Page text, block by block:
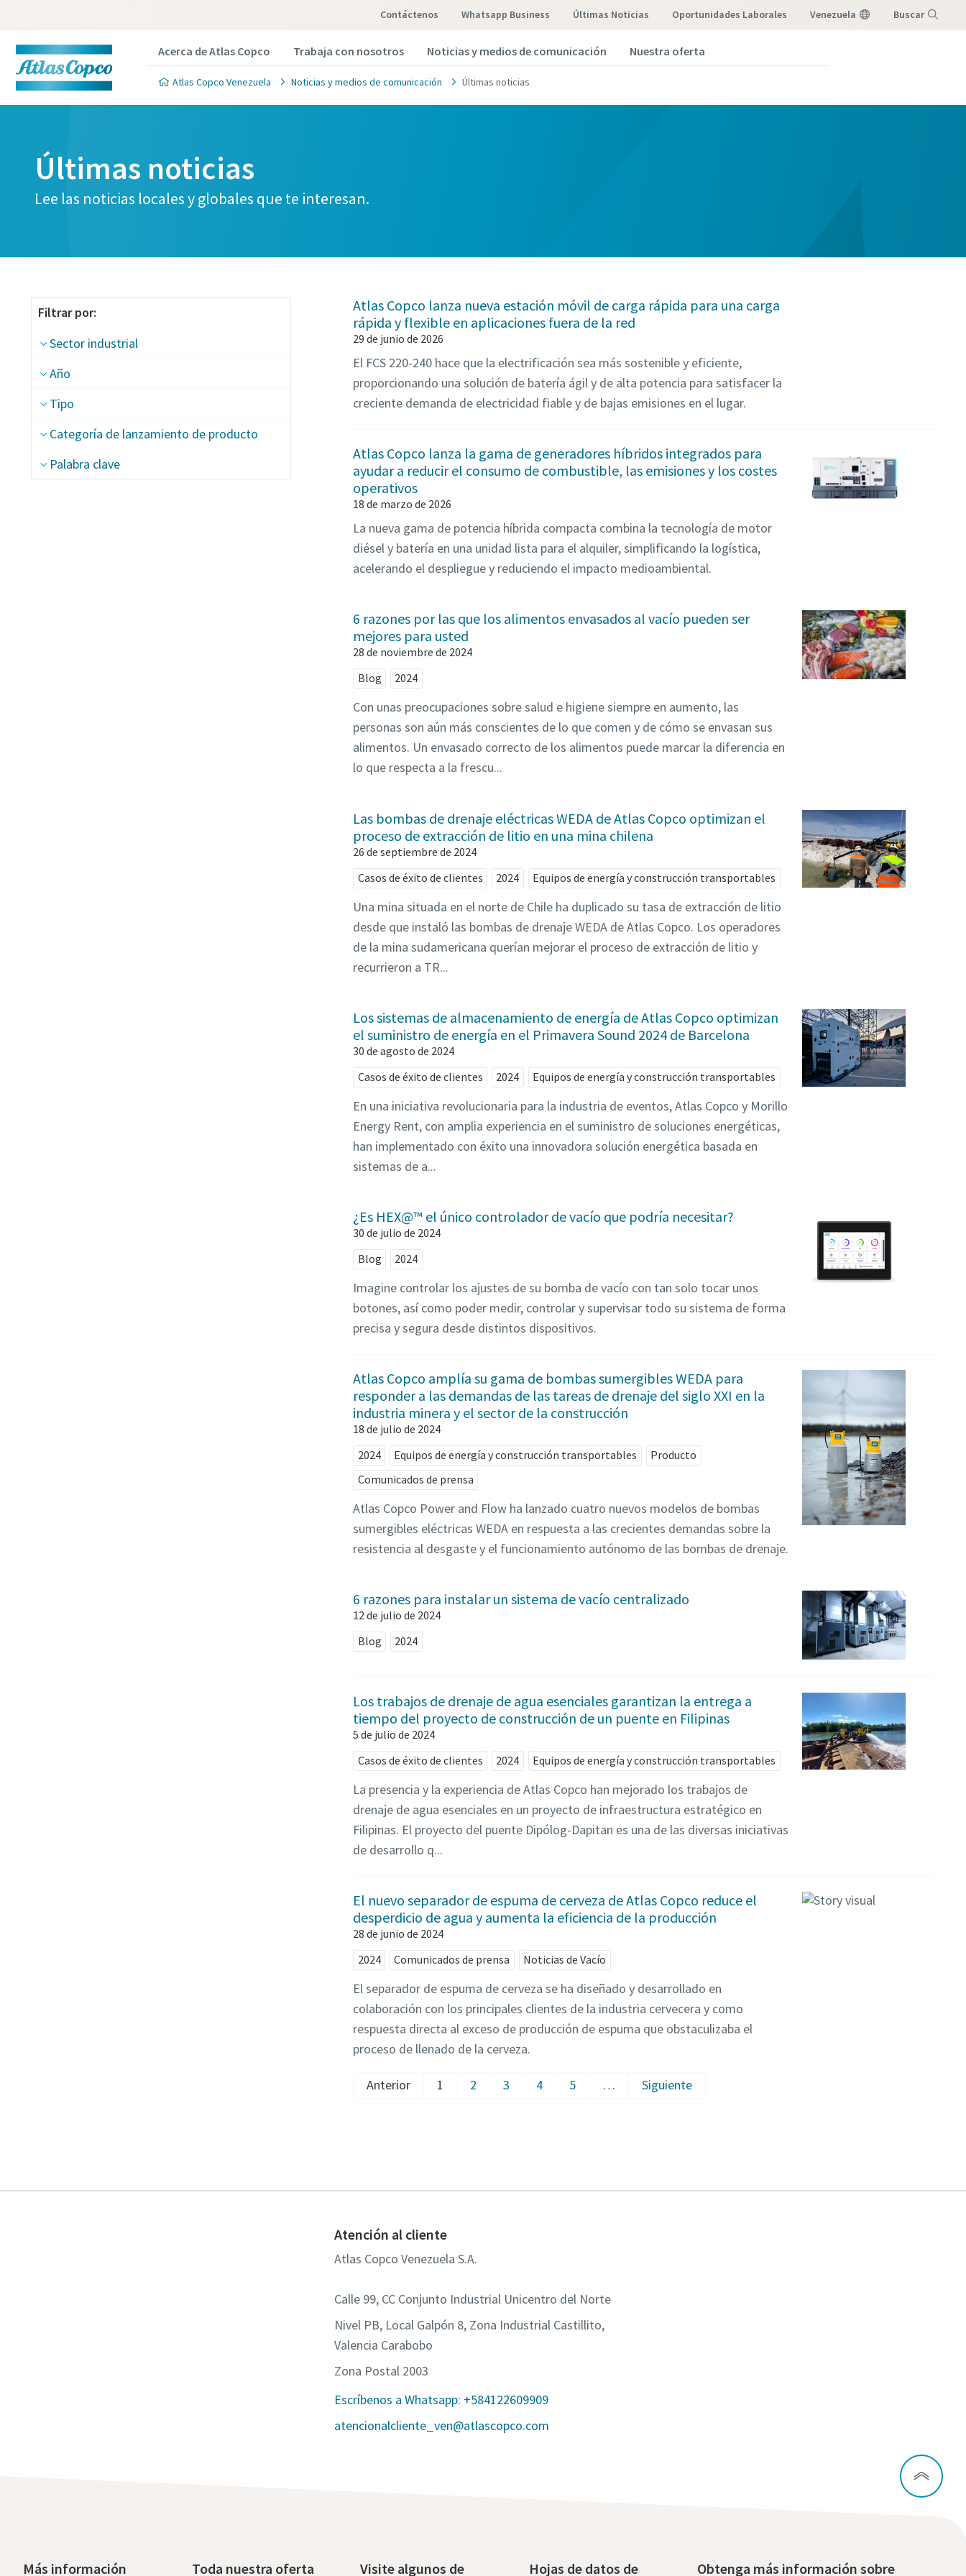
Contáctenos Whatsapp Business Últimas Noticias Oportunidades Laborales Venezuela Buscar
Acerca de Atlas Copco Trabaja con nosotros Noticias y medios de comunicación Nuestra oferta
Atlas Copco Venezuela Noticias y medios de comunicación Últimas noticias
Últimas noticias
Lee las noticias locales y globales que te interesan.
Filtrar por:
Sector industrial
Año
Tipo
Categoría de lanzamiento de producto
Palabra clave
Atlas Copco lanza nueva estación móvil de carga rápida para una carga
rápida y flexible en aplicaciones fuera de la red
29 de junio de 2026
El FCS 220-240 hace que la electrificación sea más sostenible y eficiente,
proporcionando una solución de batería ágil y de alta potencia para satisfacer la
creciente demanda de electricidad fiable y de bajas emisiones en el lugar.
Atlas Copco lanza la gama de generadores híbridos integrados para
ayudar a reducir el consumo de combustible, las emisiones y los costes
operativos
18 de marzo de 2026
La nueva gama de potencia híbrida compacta combina la tecnología de motor
diésel y batería en una unidad lista para el alquiler, simplificando la logística,
acelerando el despliegue y reduciendo el impacto medioambiental.
6 razones por las que los alimentos envasados al vacío pueden ser
mejores para usted
28 de noviembre de 2024
Blog
2024
Con unas preocupaciones sobre salud e higiene siempre en aumento, las
personas son aún más conscientes de lo que comen y de cómo se envasan sus
alimentos. Un envasado correcto de los alimentos puede marcar la diferencia en
lo que respecta a la frescu...
Las bombas de drenaje eléctricas WEDA de Atlas Copco optimizan el
proceso de extracción de litio en una mina chilena
26 de septiembre de 2024
Casos de éxito de clientes
2024 Equipos de energía y construcción transportables
Una mina situada en el norte de Chile ha duplicado su tasa de extracción de litio
desde que instaló las bombas de drenaje WEDA de Atlas Copco. Los operadores
de la mina sudamericana querían mejorar el proceso de extracción de litio y
recurrieron a TR...
Los sistemas de almacenamiento de energía de Atlas Copco optimizan
el suministro de energía en el Primavera Sound 2024 de Barcelona
30 de agosto de 2024
Casos de éxito de clientes
2024 Equipos de energía y construcción transportables
En una iniciativa revolucionaria para la industria de eventos, Atlas Copco y Morillo
Energy Rent, con amplia experiencia en el suministro de soluciones energéticas,
han implementado con éxito una innovadora solución energética basada en
sistemas de a...
¿Es HEX@™ el único controlador de vacío que podría necesitar?
30 de julio de 2024
Blog
2024
Imagine controlar los ajustes de su bomba de vacío con tan solo tocar unos
botones, así como poder medir, controlar y supervisar todo su sistema de forma
precisa y segura desde distintos dispositivos.
Atlas Copco amplía su gama de bombas sumergibles WEDA para
responder a las demandas de las tareas de drenaje del siglo XXI en la
industria minera y el sector de la construcción
18 de julio de 2024
2024
Equipos de energía y construcción transportables
Producto
Comunicados de prensa
Atlas Copco Power and Flow ha lanzado cuatro nuevos modelos de bombas
sumergibles eléctricas WEDA en respuesta a las crecientes demandas sobre la
resistencia al desgaste y el funcionamiento autónomo de las bombas de drenaje.
6 razones para instalar un sistema de vacío centralizado
12 de julio de 2024
Blog
2024
Los trabajos de drenaje de agua esenciales garantizan la entrega a
tiempo del proyecto de construcción de un puente en Filipinas
5 de julio de 2024
Casos de éxito de clientes
2024 Equipos de energía y construcción transportables
La presencia y la experiencia de Atlas Copco han mejorado los trabajos de
drenaje de agua esenciales en un proyecto de infraestructura estratégico en
Filipinas. El proyecto del puente Dipólog-Dapitan es una de las diversas iniciativas
de desarrollo q...
El nuevo separador de espuma de cerveza de Atlas Copco reduce el
desperdicio de agua y aumenta la eficiencia de la producción
28 de junio de 2024
2024
Comunicados de prensa Noticias de Vacío
El separador de espuma de cerveza se ha diseñado y desarrollado en
colaboración con los principales clientes de la industria cervecera y como
respuesta directa al exceso de producción de espuma que obstaculizaba el
proceso de llenado de la cerveza.
Anterior 1 2 3 4 5 … Siguiente
Atención al cliente
Atlas Copco Venezuela S.A.
Calle 99, CC Conjunto Industrial Unicentro del Norte
Nivel PB, Local Galpón 8, Zona Industrial Castillito,
Valencia Carabobo
Zona Postal 2003
Escríbenos a Whatsapp: +584122609909
atencionalcliente_ven@atlascopco.com
Más información Toda nuestra oferta Visite algunos de Hojas de datos de Obtenga más información sobre